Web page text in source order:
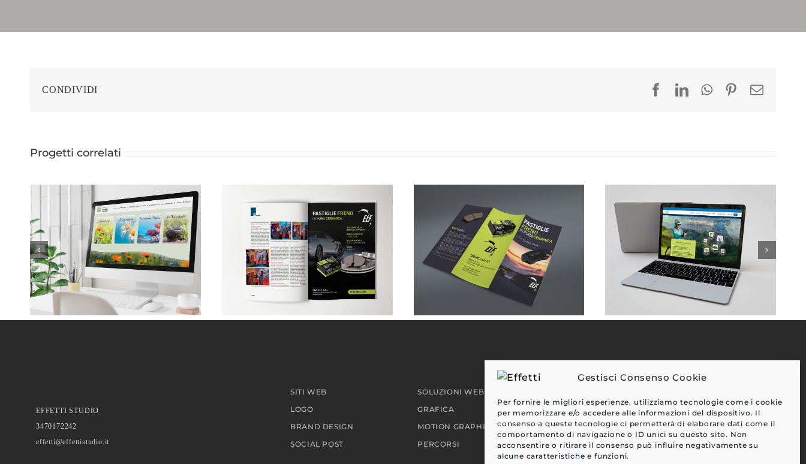
Gestisci Consenso Cookie
Per fornire le migliori esperienze, utilizziamo tecnologie come i cookie
per memorizzare e/o accedere alle informazioni del dispositivo. Il
consenso a queste tecnologie ci permetterà di elaborare dati come il
comportamento di navigazione o ID unici su questo sito. Non
acconsentire o ritirare il consenso può influire negativamente su
alcune caratteristiche e funzioni.
CONDIVIDI Facebook
LinkedInWhatsApp
Pinterest
Progetti correlati
EFFETTI STUDIO
3470172242
effetti@effettistudio.it
SITI WEB
LOGO
BRAND DESIGN
SOCIAL POST
SOLUZIONI WEB
GRAFICA
MOTION GRAPHIC
PERCORSI
CLIENTI
BLOG
CONTATTI